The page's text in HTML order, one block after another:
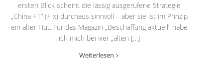
ersten Blick scheint die lässig ausgerufene Strategie
„China +1“ (+ x) durchaus sinnvoll – aber sie ist im Prinzip
ein alter Hut. Für das Magazin „Beschaffung aktuell“ habe
ich mich bei vier „alten […]
Weiterlesen